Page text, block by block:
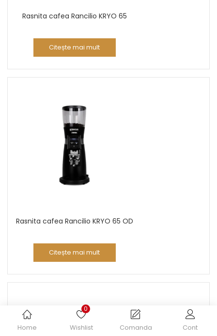
Home
0
Wishlist Comanda Cont
Rasnita cafea Rancilio KRYO 65
Citește mai mult
Rasnita cafea Rancilio KRYO 65 OD
Citește mai mult